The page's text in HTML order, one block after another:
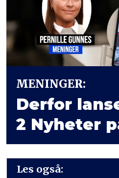
MENINGER:
Derfor
2 Nyheter
Les også: